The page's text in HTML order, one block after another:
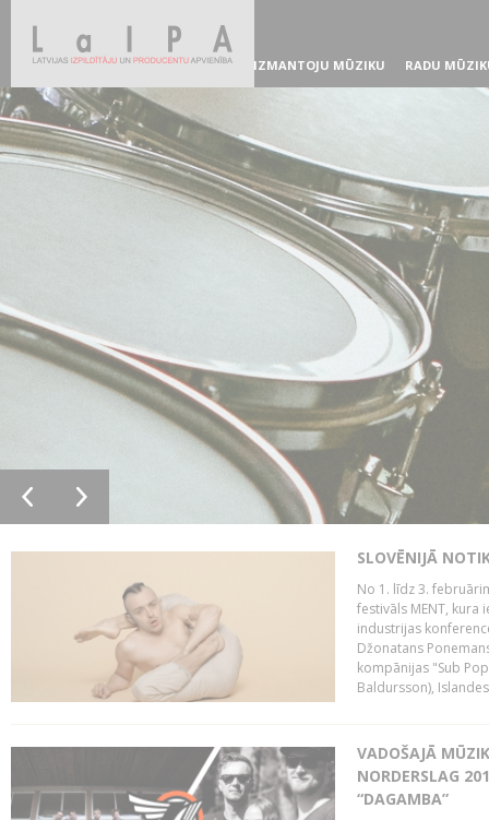
IZMANTOJU MŪZIKU RADU
SLOVĒNIJĀ
No 1. līdz 3.
festivāls MENT, kura
industrijas
Džonatans
kompānijas "Sub
Baldursson),
VADOŠAJĀ
NORDERSLAG
“DAGAMBA”